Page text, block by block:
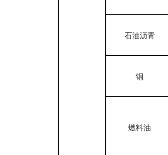
石油沥青
铜
燃料油